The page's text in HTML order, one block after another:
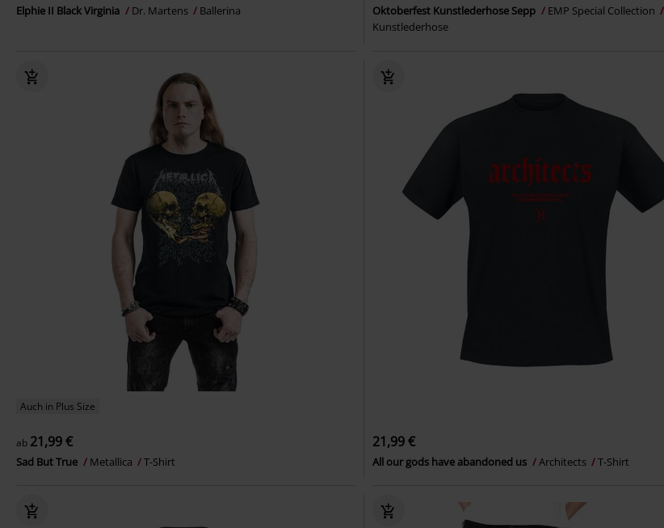
Elphie II Black Virginia Dr. Martens Ballerina Oktoberfest Kunstlederhose Sepp
EMP Special Collection
Kunstlederhose
Auch in Plus Size
ab 21,99 €
Sad But True Metallica T-Shirt
21,99 €
All our gods have abandoned us Architects T-Shirt